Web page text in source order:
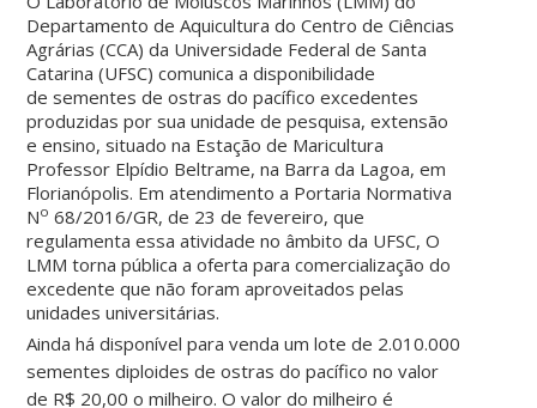
Departamento de Aquicultura do Centro de Ciências
Agrárias (CCA) da Universidade Federal de Santa
Catarina (UFSC) comunica a disponibilidade
de sementes de ostras do pacífico excedentes
produzidas por sua unidade de pesquisa, extensão
e ensino, situado na Estação de Maricultura
Professor Elpídio Beltrame, na Barra da Lagoa, em
Florianópolis. Em atendimento a Portaria Normativa
No 68/2016/GR, de 23 de fevereiro, que
regulamenta essa atividade no âmbito da UFSC, O
LMM torna pública a oferta para comercialização do
excedente que não foram aproveitados pelas
unidades universitárias.
Ainda há disponível para venda um lote de 2.010.000
sementes diploides de ostras do pacífico no valor
de R$ 20,00 o milheiro. O valor do milheiro é